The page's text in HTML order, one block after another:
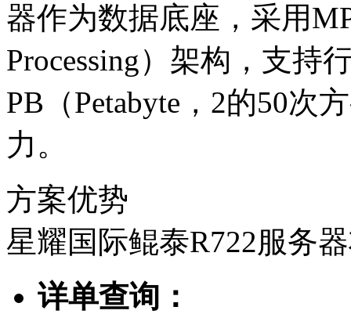
器作为数据底座，采用
Processing）架构，支持
PB（Petabyte，2的50
力。
方案优势
星耀国际鲲泰R722服务
详单查询：